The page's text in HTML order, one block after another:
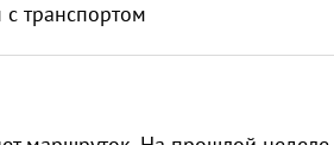
с транспортом